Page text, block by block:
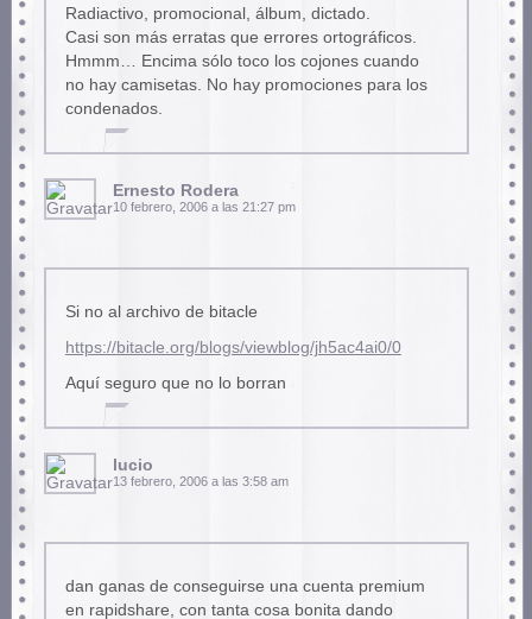
Radiactivo, promocional, álbum, dictado.
Casi son más erratas que errores ortográficos.
Hmmm… Encima sólo toco los cojones cuando
no hay camisetas. No hay promociones para los
condenados.
Ernesto Rodera
10 febrero, 2006 a las 21:27 pm
Si no al archivo de bitacle
https://bitacle.org/blogs/viewblog/jh5ac4ai0/0
Aquí seguro que no lo borran
lucio
13 febrero, 2006 a las 3:58 am
dan ganas de conseguirse una cuenta premium
en rapidshare, con tanta cosa bonita dando